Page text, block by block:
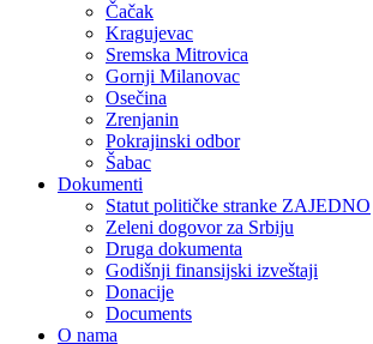
Čačak
Kragujevac
Sremska Mitrovica
Gornji Milanovac
Osečina
Zrenjanin
Pokrajinski odbor
Šabac
Dokumenti
Statut političke stranke ZAJEDNO
Zeleni dogovor za Srbiju
Druga dokumenta
Godišnji finansijski izveštaji
Donacije
Documents
O nama